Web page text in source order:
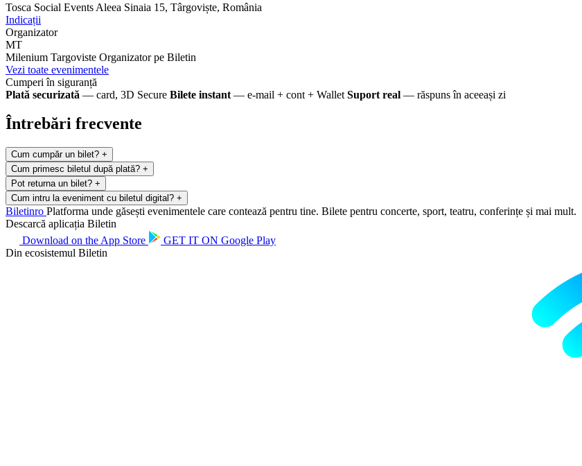
Tosca Social Events Aleea Sinaia 15, Târgoviște, România
Indicații
Organizator
MT
Milenium Targoviste Organizator pe Biletin
Vezi toate evenimentele
Cumperi în siguranță
Plată securizată — card, 3D Secure Bilete instant — e-mail + cont + Wallet Suport real — răspuns în aceeași zi
Întrebări frecvente
Cum cumpăr un bilet? +
Cum primesc biletul după plată? +
Pot returna un bilet? +
Cum intru la eveniment cu biletul digital? +
Biletinro Platforma unde găsești evenimentele care contează pentru tine. Bilete pentru concerte, sport, teatru, conferințe și mai mult.
Descarcă aplicația Biletin
Download on the App Store GET IT ON Google Play
Din ecosistemul Biletin